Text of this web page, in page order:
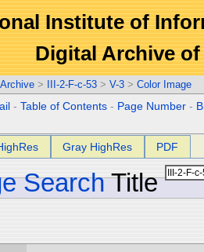
Institute of
Digital Archive
> III-2-F-c-53 > V-3 > Color Image
-Table of Contents - Page Number -
Gray HighRes PDF
Search Title